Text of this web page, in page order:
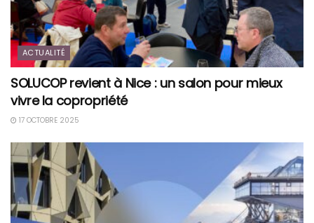
ACTUALITÉ
SOLUCOP revient à Nice : un salon pour mieux
vivre la copropriété
17 OCTOBRE 2025